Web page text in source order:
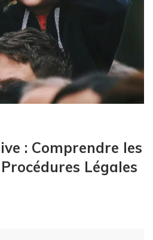
: Comprendre les
Légales